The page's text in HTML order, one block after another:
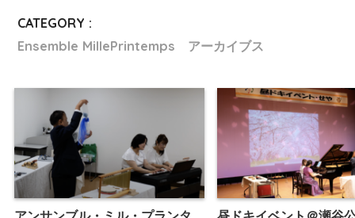
CATEGORY :
Ensemble MillePrintemps アーカイブス